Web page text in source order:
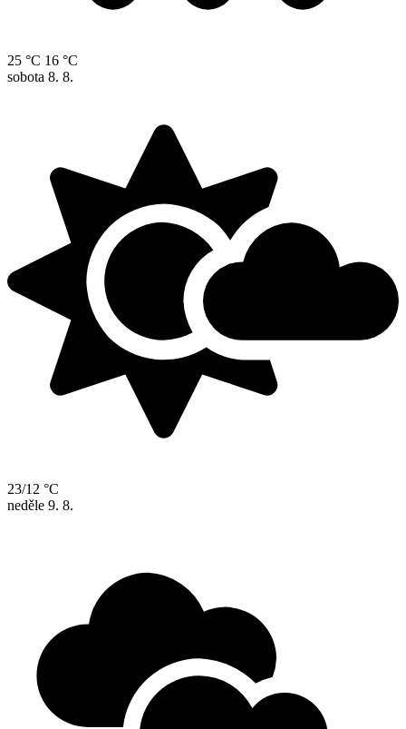
25 °C 16 °C
sobota 8. 8.
23/12 °C
neděle 9. 8.